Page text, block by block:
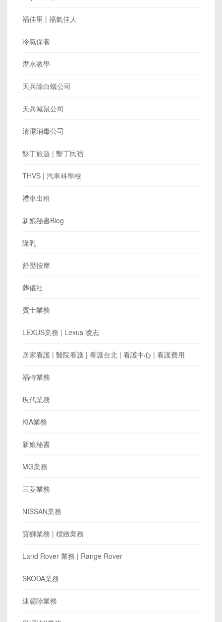
福佳里 | 福氣佳人
冷氣保養
潛水教學
天兵除白蟻公司
天兵滅鼠公司
清潔消毒公司
墾丁旅遊 | 墾丁民宿
THVS | 汽車科學校
禮車出租
新娘秘書Blog
隆乳
舒壓按摩
葬儀社
賓士業務
LEXUS業務 | Lexus 凌志
居家看護 | 醫院看護 | 看護台北 | 看護中心 | 看護費用
福特業務
現代業務
KIA業務
新娘秘書
MG業務
三菱業務
NISSAN業務
寶獅業務 | 標緻業務
Land Rover 業務 | Range Rover
SKODA業務
速霸陸業務